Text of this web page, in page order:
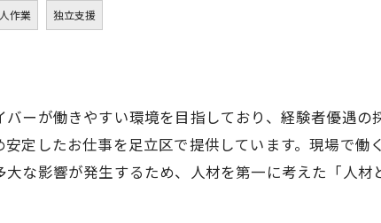
作業 独立支援
ーが働きやすい環境を目指しており、経験者優遇
定したお仕事を足立区で提供しています。現場で
大な影響が発生するため、人材を第一に考えた「人